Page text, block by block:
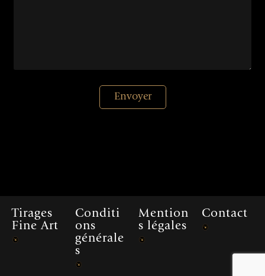
Envoyer
Tirages
Fine Art
Conditi
ons
générale
s
Mention
s légales
Contact